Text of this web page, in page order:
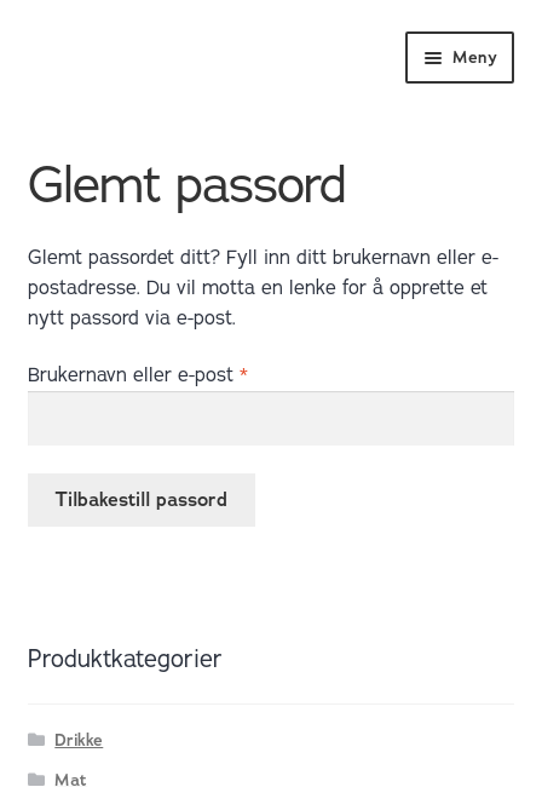
Meny
Glemt passord
Glemt passordet ditt? Fyll inn ditt brukernavn eller e-
postadresse. Du vil motta en lenke for å opprette et
nytt passord via e-post.
Brukernavn eller e-post *Påkrevd
Tilbakestill passord
Produktkategorier
Drikke
Mat